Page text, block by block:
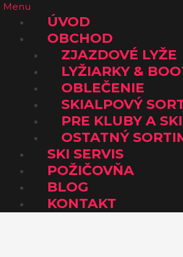
Menu
ÚVOD
OBCHOD
ZJAZDOVÉ LYŽE
LYŽIARKY &
OBLEČENIE
SKIALPOVÝ
PRE KLUBY A
OSTATNÝ
SKI SERVIS
POŽIČOVŇA
BLOG
KONTAKT